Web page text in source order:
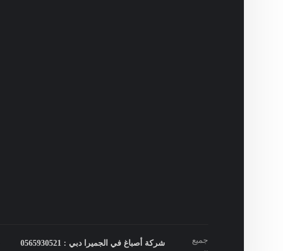
جميع
شركة أصباغ في الجميرا دبي : 0565930521